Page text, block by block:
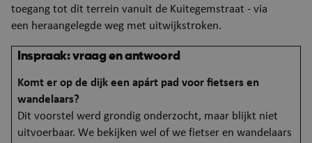
toegang tot dit terrein vanuit de Kuitegemstraat - via
een heraangelegde weg met uitwijkstroken.
Inspraak: vraag en antwoord
Komt er op de dijk een apárt pad voor fietsers en
wandelaars?
Dit voorstel werd grondig onderzocht, maar blijkt niet
uitvoerbaar. We bekijken wel of we fietser en wandelaars
Google Privacy Policy